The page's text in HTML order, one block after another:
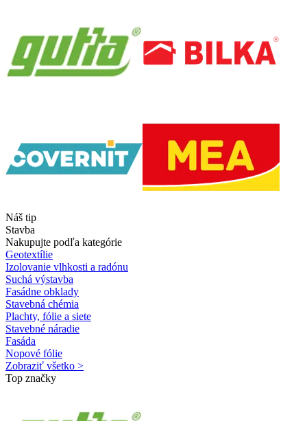
Náš tip
Stavba
Nakupujte podľa kategórie
Geotextílie
Izolovanie vlhkosti a radónu
Suchá výstavba
Fasádne obklady
Stavebná chémia
Plachty, fólie a siete
Stavebné náradie
Fasáda
Nopové fólie
Zobraziť všetko >
Top značky